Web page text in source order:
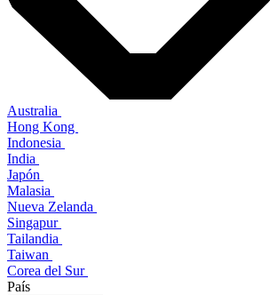
Australia
Hong Kong
Indonesia
India
Japón
Malasia
Nueva Zelanda
Singapur
Tailandia
Taiwan
Corea del Sur
País